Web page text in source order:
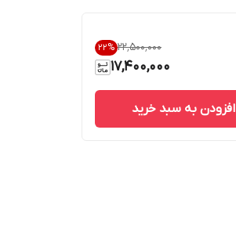
۲۲٬۵۰۰٬۰۰۰ 22%
17,400,000
افزودن به سبد خرید